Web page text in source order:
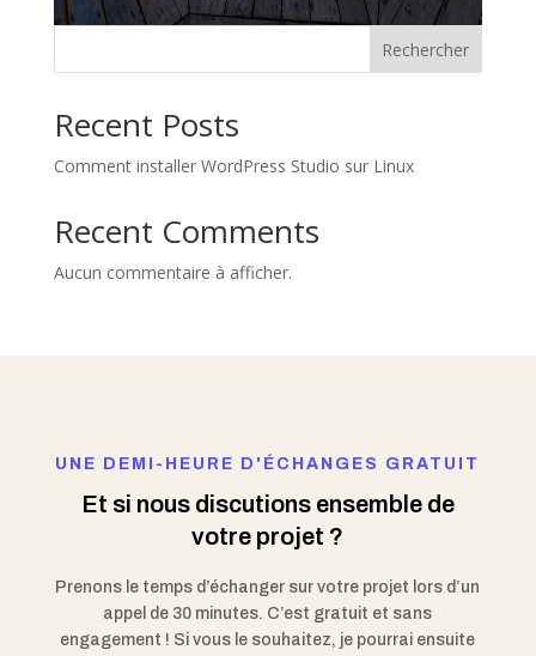
Rechercher
Recent Posts
Comment installer WordPress Studio sur Linux
Recent Comments
Aucun commentaire à afficher.
UNE DEMI-HEURE D'ÉCHANGES GRATUIT
Et si nous discutions ensemble de
votre projet ?
Prenons le temps d’échanger sur votre projet lors d’un
appel de 30 minutes. C’est gratuit et sans
engagement ! Si vous le souhaitez, je pourrai ensuite